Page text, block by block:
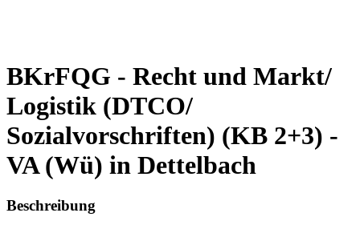
BKrFQG - Recht und Markt/
Logistik (DTCO/
Sozialvorschriften) (KB 2+3) -
VA (Wü) in Dettelbach
Beschreibung